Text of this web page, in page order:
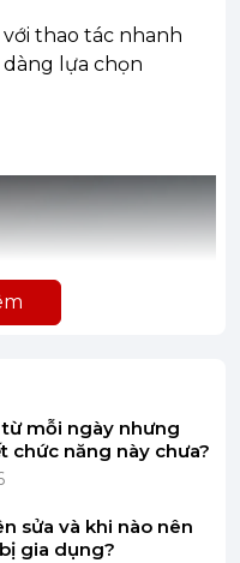
thao tác nhanh
lựa chọn
mỗi ngày nhưng
chức năng này chưa?
sửa và khi nào nên
gia dụng?